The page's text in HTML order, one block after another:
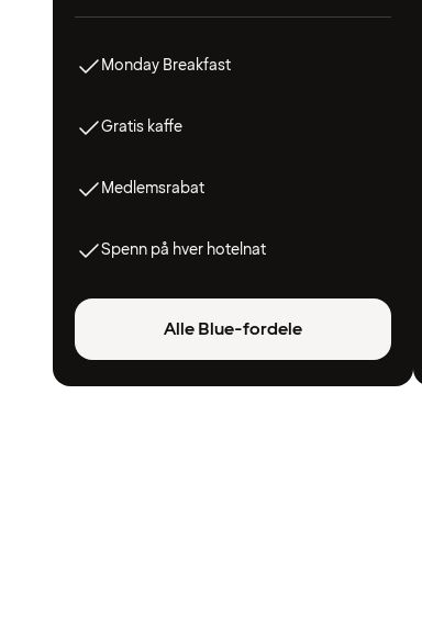
Monday Breakfast
Gratis kaffe
Medlemsrabat
Spenn på hver hotelnat
Alle Blue-fordele